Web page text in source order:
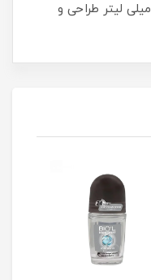
رولی و بدنه‌ی شیشه‌ای درحجم 75 میلی لیتر طراحی و